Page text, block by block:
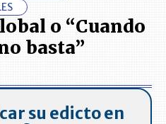
o “Cuando
basta”
su edicto en